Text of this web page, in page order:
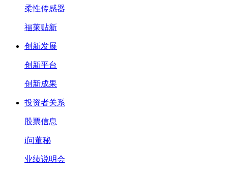
柔性传感器
福莱贴新
创新发展
创新平台
创新成果
投资者关系
股票信息
i问董秘
业绩说明会